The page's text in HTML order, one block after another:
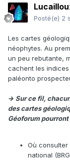
Posté(e) 2
Les cartes
néophytes. Au
un peu rebutante,
cachent les
paléonto
→ Sur ce fil,
des cartes
Géoforum
Où
national